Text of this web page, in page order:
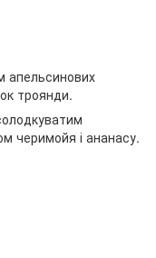
апельсинових
троянди.
черимойя і ананасу.